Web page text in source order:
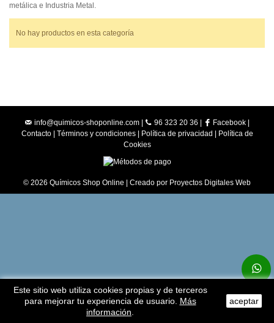
metálica e Industria Metal.
No hay productos en esta categoría
Este sitio web utiliza cookies propias y de terceros
para mejorar tu experiencia de usuario. Más
información
aceptar
info@quimicos-shoponline.com| 96 323 20 36 | Facebook|
Contacto| Términos y condiciones| Política de privacidad
Política de
Cookies
© 2026 Químicos Shop Online | Creado por Proyectos Digitales Web
Subir